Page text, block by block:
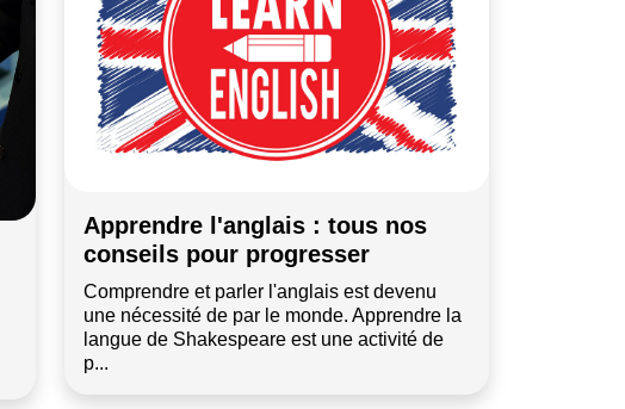
Apprendre l'anglais : tous nos
conseils pour progresser
Comprendre et parler l'anglais est devenu
une nécessité de par le monde. Apprendre la
langue de Shakespeare est une activité de
p...